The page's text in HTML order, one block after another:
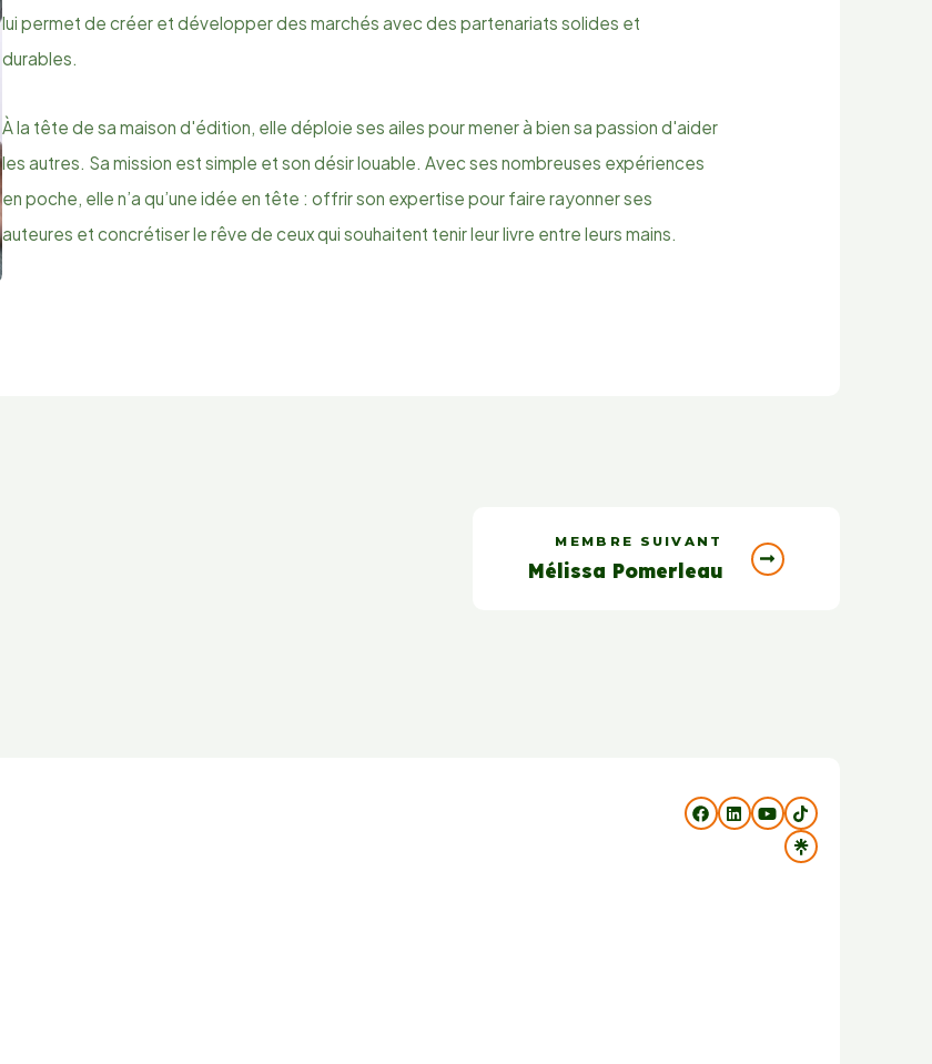
lui permet de créer et développer des marchés avec des partenariats solides et
durables.
À la tête de sa maison d'édition, elle déploie ses ailes pour mener à bien sa passion d'aider
les autres. Sa mission est simple et son désir louable. Avec ses nombreuses expériences
en poche, elle n’a qu’une idée en tête : offrir son expertise pour faire rayonner ses
auteures et concrétiser le rêve de ceux qui souhaitent tenir leur livre entre leurs mains.
MEMBRE SUIVANT
Mélissa Pomerleau